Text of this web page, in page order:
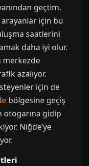
geçtim.
için bu
saatlerini
daha iyi olur.
merkezde
azalıyor.
için de
bölgesine geçiş
otogarına gidip
Niğde’ye